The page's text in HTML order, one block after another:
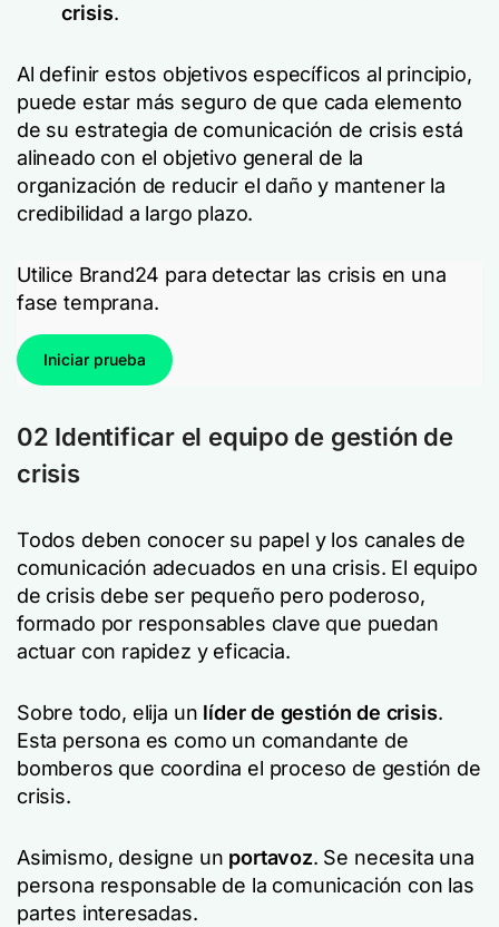
crisis.
Al definir estos objetivos específicos al principio,
puede estar más seguro de que cada elemento
de su estrategia de comunicación de crisis está
alineado con el objetivo general de la
organización de reducir el daño y mantener la
credibilidad a largo plazo.
Utilice Brand24 para detectar las crisis en una
fase temprana.
Iniciar prueba
02 Identificar el equipo de gestión de
crisis
Todos deben conocer su papel y los canales de
comunicación adecuados en una crisis. El equipo
de crisis debe ser pequeño pero poderoso,
formado por responsables clave que puedan
actuar con rapidez y eficacia.
Sobre todo, elija un líder de gestión de crisis.
Esta persona es como un comandante de
bomberos que coordina el proceso de gestión de
crisis.
Asimismo, designe un portavoz. Se necesita una
persona responsable de la comunicación con las
partes interesadas.